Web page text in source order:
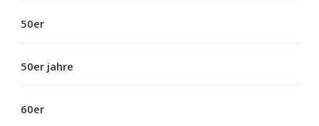
50er
50er jahre
60er